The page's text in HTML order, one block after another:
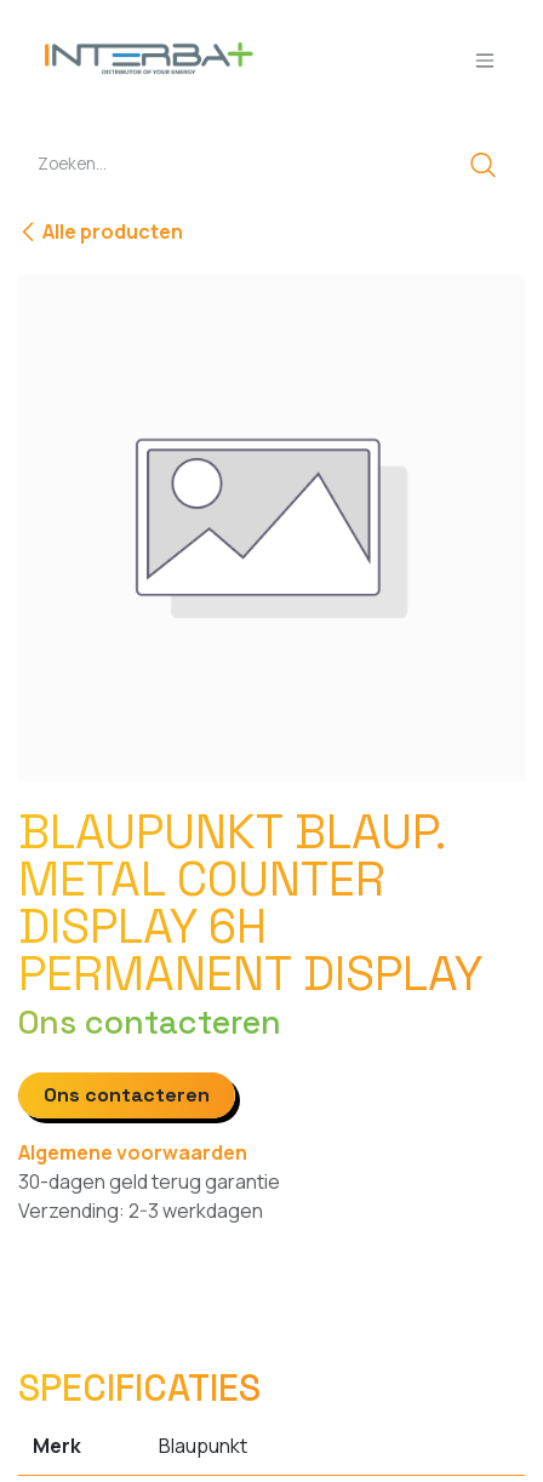
Alle producten
BLAUPUNKT BLAUP.
METAL COUNTER
DISPLAY 6H
PERMANENT DISPLAY
Ons contacteren
Ons contacteren
Algemene voorwaarden
30-dagen geld terug garantie
Verzending: 2-3 werkdagen
SPECIFICATIES
Merk Blaupunkt